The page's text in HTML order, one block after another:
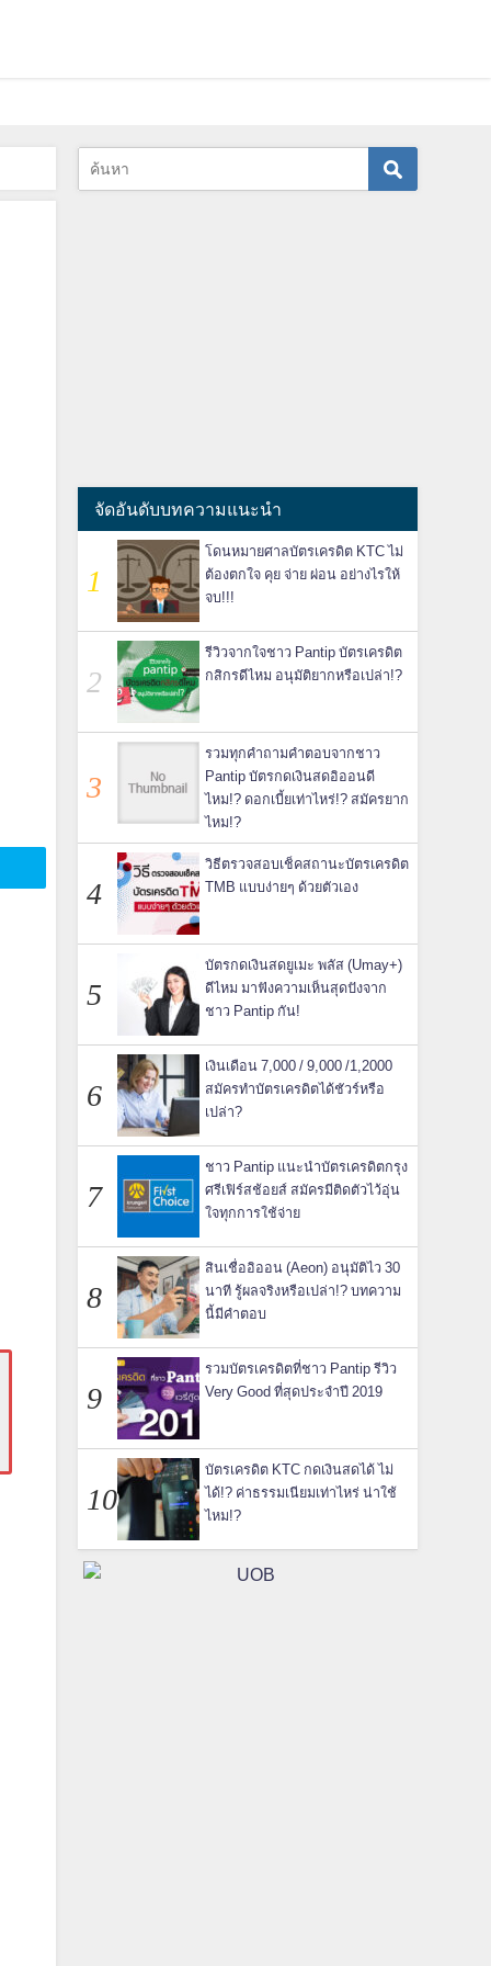
จัดอันดับบทความแนะนำ
โดนหมายศาลบัตรเครดิต KTC ไม่
ต้องตกใจ คุย จ่าย ผ่อน อย่างไรให้
จบ!!!
รีวิวจากใจชาว Pantip บัตรเครดิต
กสิกรดีไหม อนุมัติยากหรือเปล่า!?
รวมทุกคำถามคำตอบจากชาว
Pantip บัตรกดเงินสดอิออนดี
ไหม!? ดอกเบี้ยเท่าไหร่!? สมัครยาก
ไหม!?
วิธีตรวจสอบเช็คสถานะบัตรเครดิต
TMB แบบง่ายๆ ด้วยตัวเอง
บัตรกดเงินสดยูเมะ พลัส (Umay+)
ดีไหม มาฟังความเห็นสุดปังจาก
ชาว Pantip กัน!
เงินเดือน 7,000 / 9,000 /1,2000
สมัครทำบัตรเครดิตได้ชัวร์หรือ
เปล่า?
ชาว Pantip แนะนำบัตรเครดิตกรุง
ศรีเฟิร์สช้อยส์ สมัครมีติดตัวไว้อุ่น
ใจทุกการใช้จ่าย
สินเชื่ออิออน (Aeon) อนุมัติไว 30
นาที รู้ผลจริงหรือเปล่า!? บทความ
นี้มีคำตอบ
รวมบัตรเครดิตที่ชาว Pantip รีวิว
Very Good ที่สุดประจำปี 2019
บัตรเครดิต KTC กดเงินสดได้ ไม่
ได้!? ค่าธรรมเนียมเท่าไหร่ น่าใช้
ไหม!?